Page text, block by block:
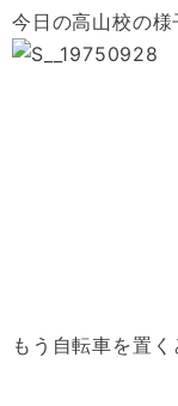
今日の高山校の様
もう自転車を置く